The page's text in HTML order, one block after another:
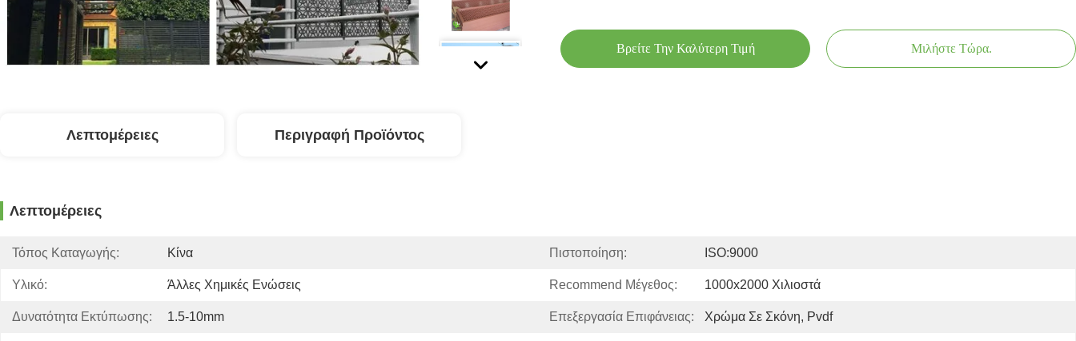
Βρείτε Την Καλύτερη Τιμή Μιλήστε Τώρα.
Λεπτομέρειες Περιγραφή Προϊόντος
Λεπτομέρειες
Τόπος Καταγωγής: Κίνα Πιστοποίηση: ISO:9000
Υλικό: Άλλες Χημικές Ενώσεις Recommend Μέγεθος: 1000x2000 Χιλιοστά
Δυνατότητα Εκτύπωσης: 1.5-10mm Επεξεργασία Επιφάνειας: Χρώμα Σε Σκόνη, Pvdf